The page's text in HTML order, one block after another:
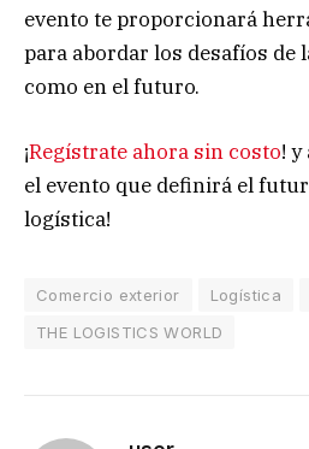
evento te proporcionará
para abordar los desafíos
como en el futuro.
¡Regístrate ahora sin costo!
el evento que definirá el
logística!
Comercio exterior Logística
THE LOGISTICS WORLD